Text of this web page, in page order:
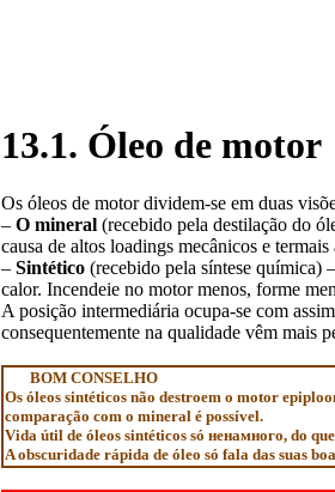
13.1. Óleo de motor
Os óleos de motor dividem-se em duas
– O mineral (recebido pela destilação do
causa de altos loadings mecânicos e
– Sintético (recebido pela síntese química)
calor. Incendeie no motor menos, forme
A posição intermediária ocupa-se com
consequentemente na qualidade vêm mais
BOM CONSELHO
Os óleos sintéticos não destroem o motor
comparação com o mineral é possível.
Vida útil de óleos sintéticos só ненамного, do
A obscuridade rápida de óleo só fala das suas